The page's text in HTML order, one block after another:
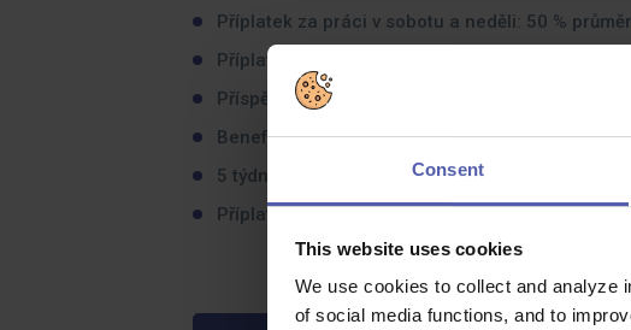
Consent
This website uses cookies
We use cookies to collect and analyze
of social media functions, and to
Příplatek za práci v sobotu a neděli: 50 %
Příplatek za očistu oděvu: 5,50 Kč/směna
Příspěvek na stravu
Benefit karta v hodnotě 29 500 Kč/rok
5 týdnů dovolené
Příplatek za přesčas: 25 % průměrového výdělku